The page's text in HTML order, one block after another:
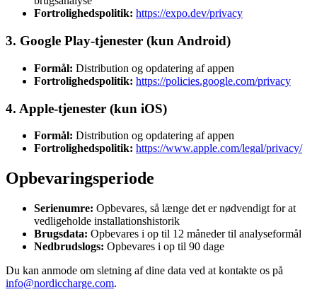
Fortrolighedspolitik: https://expo.dev/privacy
3. Google Play-tjenester (kun Android)
Formål: Distribution og opdatering af appen
Fortrolighedspolitik: https://policies.google.com/privacy
4. Apple-tjenester (kun iOS)
Formål: Distribution og opdatering af appen
Fortrolighedspolitik: https://www.apple.com/legal/privacy/
Opbevaringsperiode
Serienumre: Opbevares, så længe det er nødvendigt for at
vedligeholde installationshistorik
Brugsdata: Opbevares i op til 12 måneder til analyseformål
Nedbrudslogs: Opbevares i op til 90 dage
Du kan anmode om sletning af dine data ved at kontakte os på
info@nordiccharge.com.